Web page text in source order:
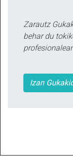
Zarautz
behar du
Izan